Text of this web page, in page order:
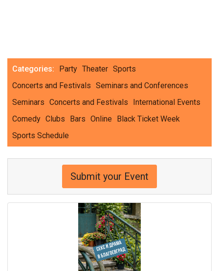
Categories: Party Theater Sports
Concerts and Festivals Seminars and Conferences
Seminars Concerts and Festivals
International Events
Comedy Clubs Bars Online
Black Ticket Week
Sports Schedule
Submit your Event